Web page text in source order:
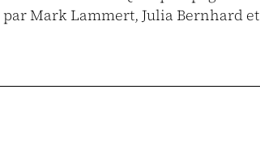
par Mark Lammert, Julia Bernhard et